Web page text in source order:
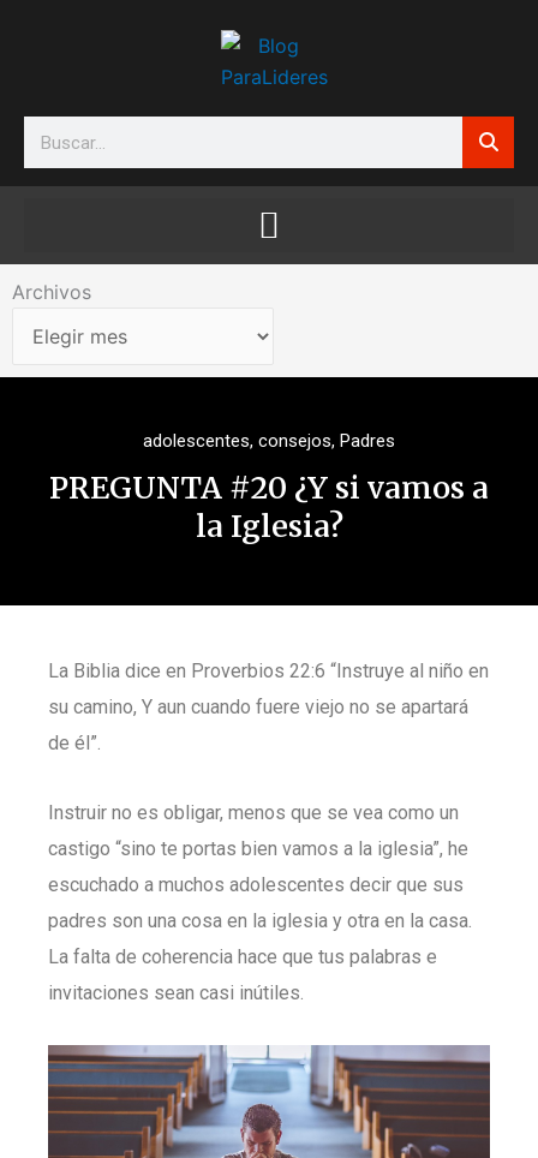
Search
Archivos
Archivos
adolescentes, consejos, Padres
PREGUNTA #20 ¿Y si vamos a
la Iglesia?
La Biblia dice en Proverbios 22:6 “Instruye al niño en
su camino, Y aun cuando fuere viejo no se apartará
de él”.
Instruir no es obligar, menos que se vea como un
castigo “sino te portas bien vamos a la iglesia”, he
escuchado a muchos adolescentes decir que sus
padres son una cosa en la iglesia y otra en la casa.
La falta de coherencia hace que tus palabras e
invitaciones sean casi inútiles.